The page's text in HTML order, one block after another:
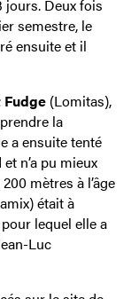
jours. Deux fois
semestre, le
ensuite et il
Fudge (Lomitas),
la
a ensuite tenté
n’a pu mieux
mètres à l’âge
était à
lequel elle a
Luc